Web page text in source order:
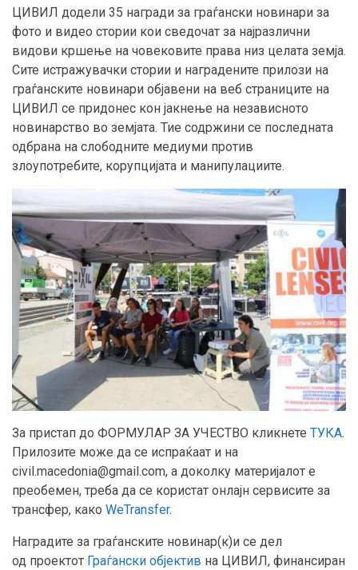
ЦИВИЛ додели 35 награди за граѓански новинари за
фото и видео стории кои сведочат за најразлични
видови кршење на човековите права низ целата земја.
Сите истражувачки стории и наградените прилози на
граѓанските новинари објавени на веб страниците на
ЦИВИЛ се придонес кон јакнење на независното
новинарство во земјата. Тие содржини се последната
одбрана на слободните медиуми против
злоупотребите, корупцијата и манипулациите.
За пристап до ФОРМУЛАР ЗА УЧЕСТВО кликнете ТУКА.
Прилозите може да се испраќаат и на
civil.macedonia@gmail.com, а доколку материјалот е
преобемен, треба да се користат онлајн сервисите за
трансфер, како WeTransfer.
Наградите за граѓанските новинар(к)и се дел
од проектот Граѓански објектив на ЦИВИЛ, финансиран